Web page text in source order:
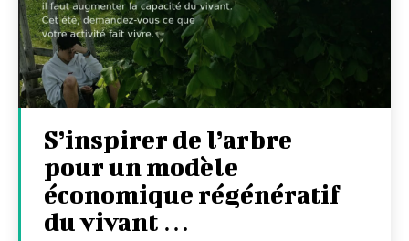
S’inspirer de l’arbre
pour un modèle
économique régénératif
du vivant …